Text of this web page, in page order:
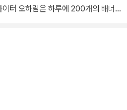
터 오하림은 하루에 200개의 배너
에세이 《카피라이터의 일》에는 카피
는 일, 수면 아래에 있어 보이지 않았
았다. 더불어 책에는 4.5만 팔로워